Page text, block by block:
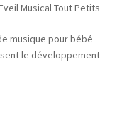
Musical Tout Petits